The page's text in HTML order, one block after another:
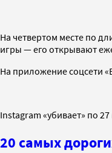
На четвертом месте по
игры — его открывают
На приложение соцсети
Instagram «убивает» по
20 самых